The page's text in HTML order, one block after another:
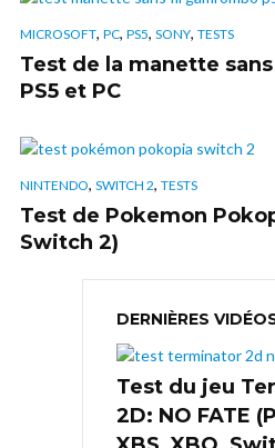
MICROSOFT, PC, PS5, SONY, TESTS
Test de la manette
PS5 et PC
NINTENDO, SWITCH 2, TESTS
Test de Pokemon
Switch 2)
DERNIÈRES
Test du jeu
2D: NO FATE